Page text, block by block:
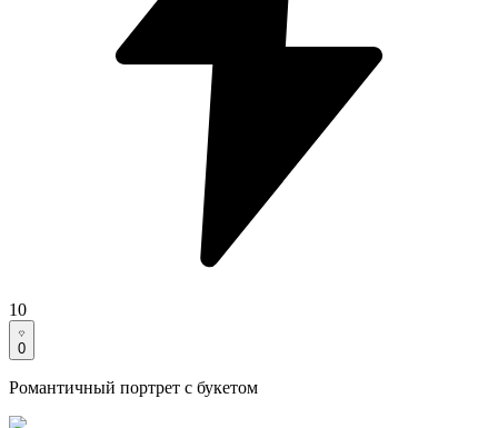
10
0
Романтичный портрет с букетом